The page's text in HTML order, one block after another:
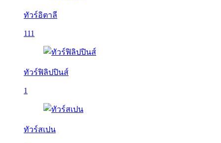
ทัวร์อิตาลี
111
ทัวร์ฟิลิปปินส์
1
ทัวร์สเปน